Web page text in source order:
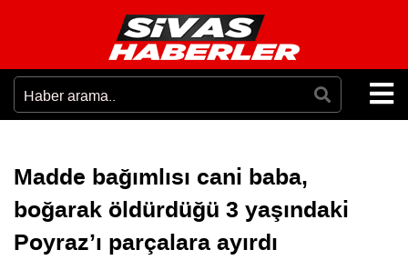
Madde bağımlısı cani baba,
boğarak öldürdüğü 3 yaşındaki
Poyraz’ı parçalara ayırdı